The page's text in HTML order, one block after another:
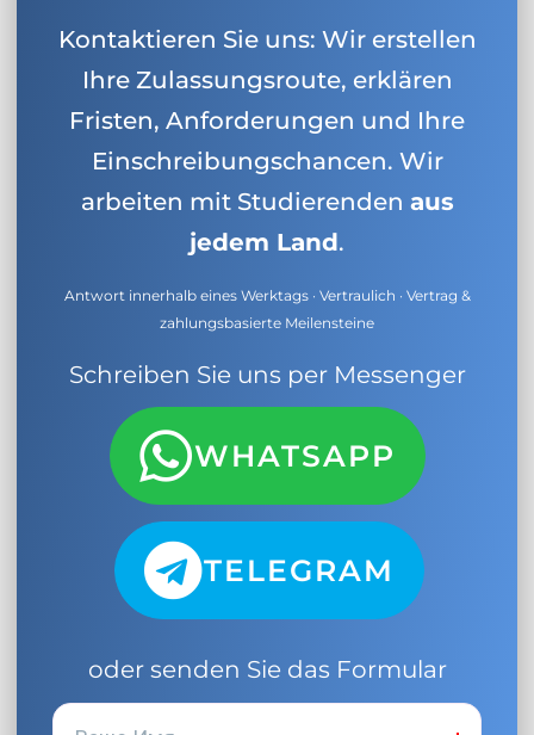
Kontaktieren Sie uns: Wir erstellen
Ihre Zulassungsroute, erklären
Fristen, Anforderungen und Ihre
Einschreibungschancen. Wir
arbeiten mit Studierenden aus
jedem Land.
Antwort innerhalb eines Werktags · Vertraulich · Vertrag &
zahlungsbasierte Meilensteine
Schreiben Sie uns per Messenger
WHATSAPP
TELEGRAM
oder senden Sie das Formular